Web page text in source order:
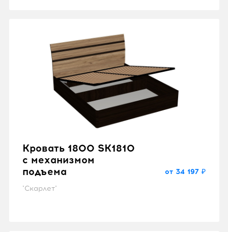
Кровать 1800 SK1810
с механизмом
подъема
"Скарлет"
от 34 197 ₽